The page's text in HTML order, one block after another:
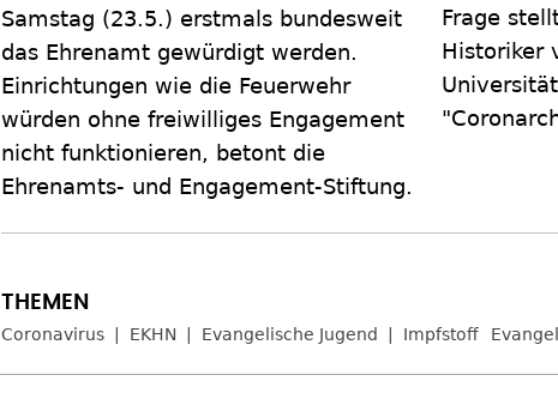
Samstag (23.5.) erstmals bundesweit
das Ehrenamt gewürdigt werden.
Einrichtungen wie die Feuerwehr
würden ohne freiwilliges Engagement
nicht funktionieren, betont die
Ehrenamts- und Engagement-Stiftung.
Frage
Historiker
Coronavirus EKHN Evangelische Jugend Impfstoff